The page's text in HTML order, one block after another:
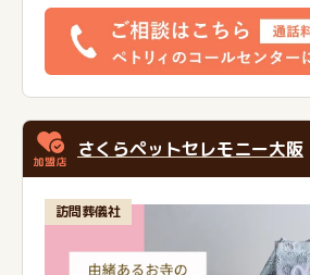
さくらペットセレモニー大阪
訪問葬儀社